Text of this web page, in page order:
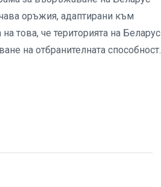
оръжия, адаптирани към
това, че територията на Беларус
на отбранителната способност.